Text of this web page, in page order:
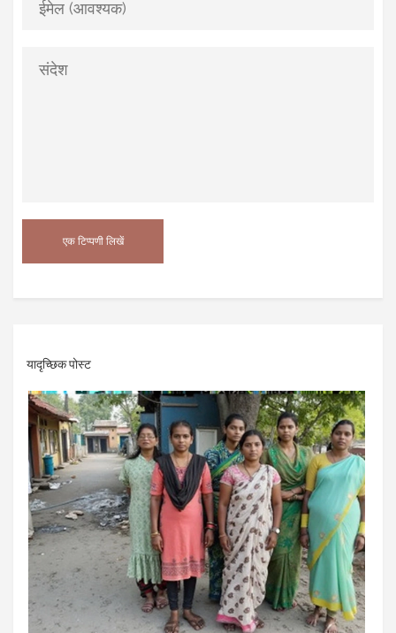
यादृच्छिक पोस्ट